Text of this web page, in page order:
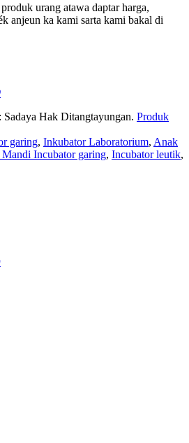
urang atawa daptar harga,
anjeun ka kami sarta kami bakal di
Hak Ditangtayungan. Produk
garing, Inkubator Laboratorium, Anak
Incubator garing, Incubator leutik,